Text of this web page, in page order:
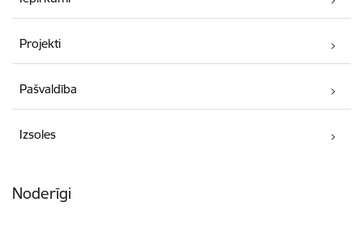
Projekti
Pašvaldība
Izsoles
Noderīgi